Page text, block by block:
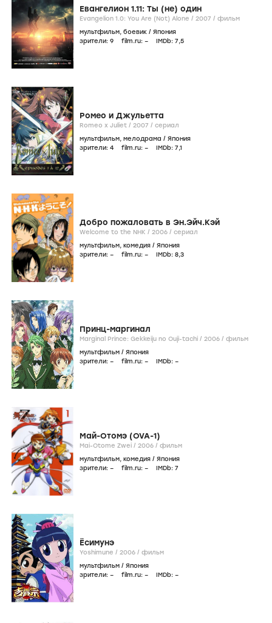
Евангелион 1.11: Ты (не) один
Evangelion 1.0: You Are (Not) Alone / 2007 / фильм
мультфильм, боевик / Япония
зрители: 9 film.ru: – IMDb: 7,5
Ромео и Джульетта
Romeo x Juliet / 2007 / сериал
мультфильм, мелодрама / Япония
зрители: 4 film.ru: – IMDb: 7,1
Добро пожаловать в Эн.Эйч.Кэй
Welcome to the NHK / 2006 / сериал
мультфильм, комедия / Япония
зрители: – film.ru: – IMDb: 8,3
Принц-маргинал
Marginal Prince: Gekkeiju no Ouji-tachi / 2006 / фильм
мультфильм / Япония
зрители: – film.ru: – IMDb: –
Май-Отомэ (OVA-1)
Mai-Otome Zwei / 2006 / фильм
мультфильм, комедия / Япония
зрители: – film.ru: – IMDb: 7
Ёсимунэ
Yoshimune / 2006 / фильм
мультфильм / Япония
зрители: – film.ru: – IMDb: –